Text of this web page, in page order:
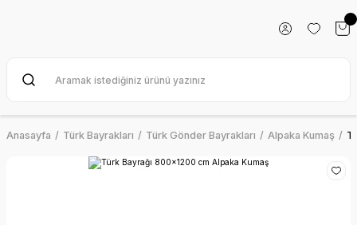
Anasayfa Türk Bayrakları Türk Gönder Bayrakları Alpaka Kumaş